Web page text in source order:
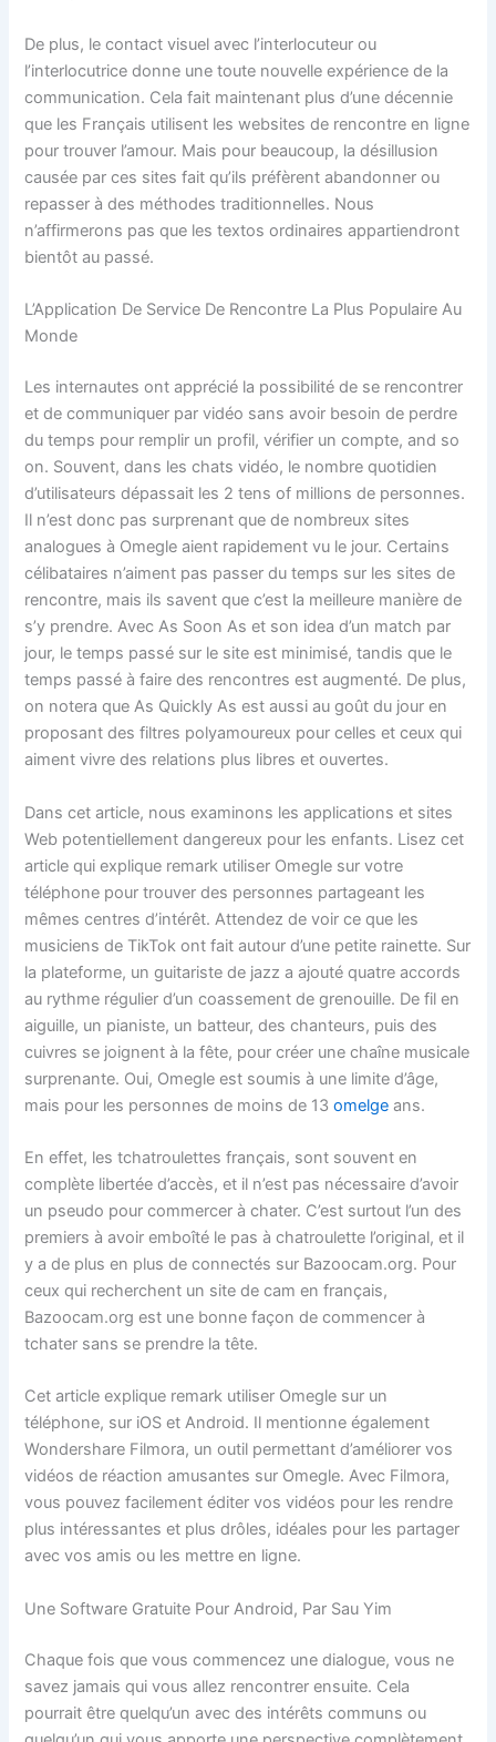
De plus, le contact visuel avec l’interlocuteur ou
l’interlocutrice donne une toute nouvelle expérience de la
communication. Cela fait maintenant plus d’une décennie
que les Français utilisent les websites de rencontre en ligne
pour trouver l’amour. Mais pour beaucoup, la désillusion
causée par ces sites fait qu’ils préfèrent abandonner ou
repasser à des méthodes traditionnelles. Nous
n’affirmerons pas que les textos ordinaires appartiendront
bientôt au passé.
L’Application De Service De Rencontre La Plus Populaire Au
Monde
Les internautes ont apprécié la possibilité de se rencontrer
et de communiquer par vidéo sans avoir besoin de perdre
du temps pour remplir un profil, vérifier un compte, and so
on. Souvent, dans les chats vidéo, le nombre quotidien
d’utilisateurs dépassait les 2 tens of millions de personnes.
Il n’est donc pas surprenant que de nombreux sites
analogues à Omegle aient rapidement vu le jour. Certains
célibataires n’aiment pas passer du temps sur les sites de
rencontre, mais ils savent que c’est la meilleure manière de
s’y prendre. Avec As Soon As et son idea d’un match par
jour, le temps passé sur le site est minimisé, tandis que le
temps passé à faire des rencontres est augmenté. De plus,
on notera que As Quickly As est aussi au goût du jour en
proposant des filtres polyamoureux pour celles et ceux qui
aiment vivre des relations plus libres et ouvertes.
Dans cet article, nous examinons les applications et sites
Web potentiellement dangereux pour les enfants. Lisez cet
article qui explique remark utiliser Omegle sur votre
téléphone pour trouver des personnes partageant les
mêmes centres d’intérêt. Attendez de voir ce que les
musiciens de TikTok ont fait autour d’une petite rainette. Sur
la plateforme, un guitariste de jazz a ajouté quatre accords
au rythme régulier d’un coassement de grenouille. De fil en
aiguille, un pianiste, un batteur, des chanteurs, puis des
cuivres se joignent à la fête, pour créer une chaîne musicale
surprenante. Oui, Omegle est soumis à une limite d’âge,
mais pour les personnes de moins de 13omelge ans.
En effet, les tchatroulettes français, sont souvent en
complète libertée d’accès, et il n’est pas nécessaire d’avoir
un pseudo pour commercer à chater. C’est surtout l’un des
premiers à avoir emboîté le pas à chatroulette l’original, et il
y a de plus en plus de connectés sur Bazoocam.org. Pour
ceux qui recherchent un site de cam en français,
Bazoocam.org est une bonne façon de commencer à
tchater sans se prendre la tête.
Cet article explique remark utiliser Omegle sur un
téléphone, sur iOS et Android. Il mentionne également
Wondershare Filmora, un outil permettant d’améliorer vos
vidéos de réaction amusantes sur Omegle. Avec Filmora,
vous pouvez facilement éditer vos vidéos pour les rendre
plus intéressantes et plus drôles, idéales pour les partager
avec vos amis ou les mettre en ligne.
Une Software Gratuite Pour Android, Par Sau Yim
Chaque fois que vous commencez une dialogue, vous ne
savez jamais qui vous allez rencontrer ensuite. Cela
pourrait être quelqu’un avec des intérêts communs ou